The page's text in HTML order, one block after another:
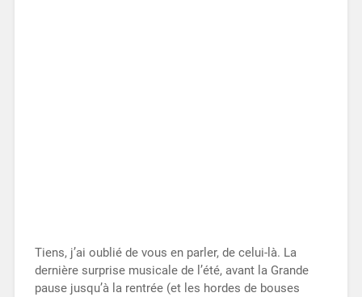
Tiens, j’ai oublié de vous en parler, de celui-là. La
dernière surprise musicale de l’été, avant la Grande
pause jusqu’à la rentrée (et les hordes de bouses